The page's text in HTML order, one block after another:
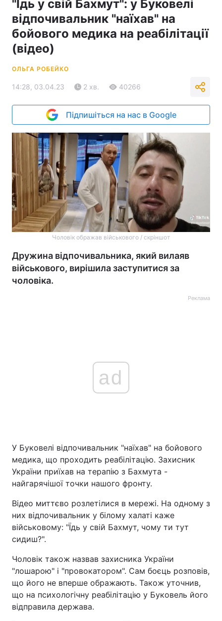
"Їдь у свій Бахмут": у Буковелі
відпочивальник "наїхав" на
бойового медика на реабілітації
(відео)
ОЛЬГА РОБЕЙКО
14:28, 03.04.23 2 хв. 40266
Підпишіться на нас в Google
Чоловік ображав військового / скріншот
Дружина відпочивальника, який вилаяв
військового, вирішила заступитися за
чоловіка.
Реклама
ad
У Буковелі відпочивальник "наїхав" на бойового
медика, що проходить реабілітацію. Захисник
України приїхав на терапію з Бахмута -
найгарячішої точки нашого фронту.
Відео миттєво розлетілися в мережі. На одному з
них відпочивальник у білому халаті каже
військовому: "Їдь у свій Бахмут, чому ти тут
сидиш?".
Чоловік також назвав захисника України
"лошарою" і "провокатором". Сам боєць розповів,
що його не вперше ображають. Також уточнив,
що на психологічну реабілітацію у Буковель його
відправила держава.